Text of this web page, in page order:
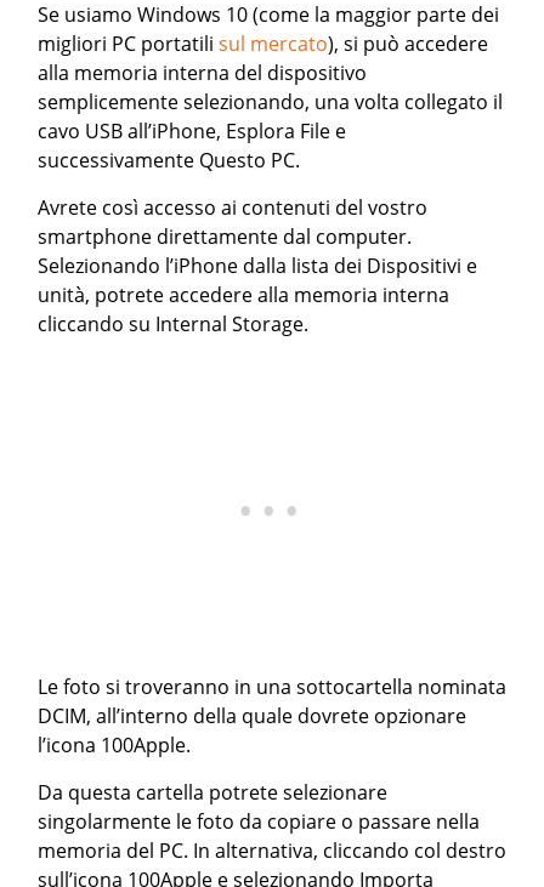
Se usiamo Windows 10 (come la maggior parte dei
migliori PC portatilisul mercato), si può accedere
alla memoria interna del dispositivo
semplicemente selezionando, una volta collegato il
cavo USB all’iPhone, Esplora File e
successivamente Questo PC.
Avrete così accesso ai contenuti del vostro
smartphone direttamente dal computer.
Selezionando l’iPhone dalla lista dei Dispositivi e
unità, potrete accedere alla memoria interna
cliccando su Internal Storage.
Le foto si troveranno in una sottocartella nominata
DCIM, all’interno della quale dovrete opzionare
l’icona 100Apple.
Da questa cartella potrete selezionare
singolarmente le foto da copiare o passare nella
memoria del PC. In alternativa, cliccando col destro
sull’icona 100Apple e selezionando Importa